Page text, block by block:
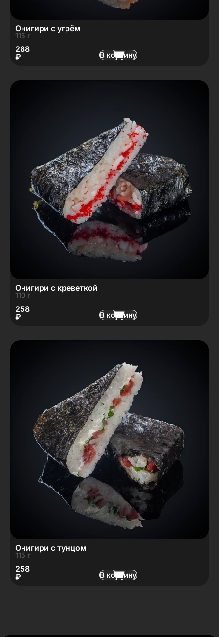
Онигири с угрём
115 г
288
₽
В корзину
Онигири с креветкой
110 г
258
₽
В корзину
Онигири с тунцом
115 г
258
₽
В корзину